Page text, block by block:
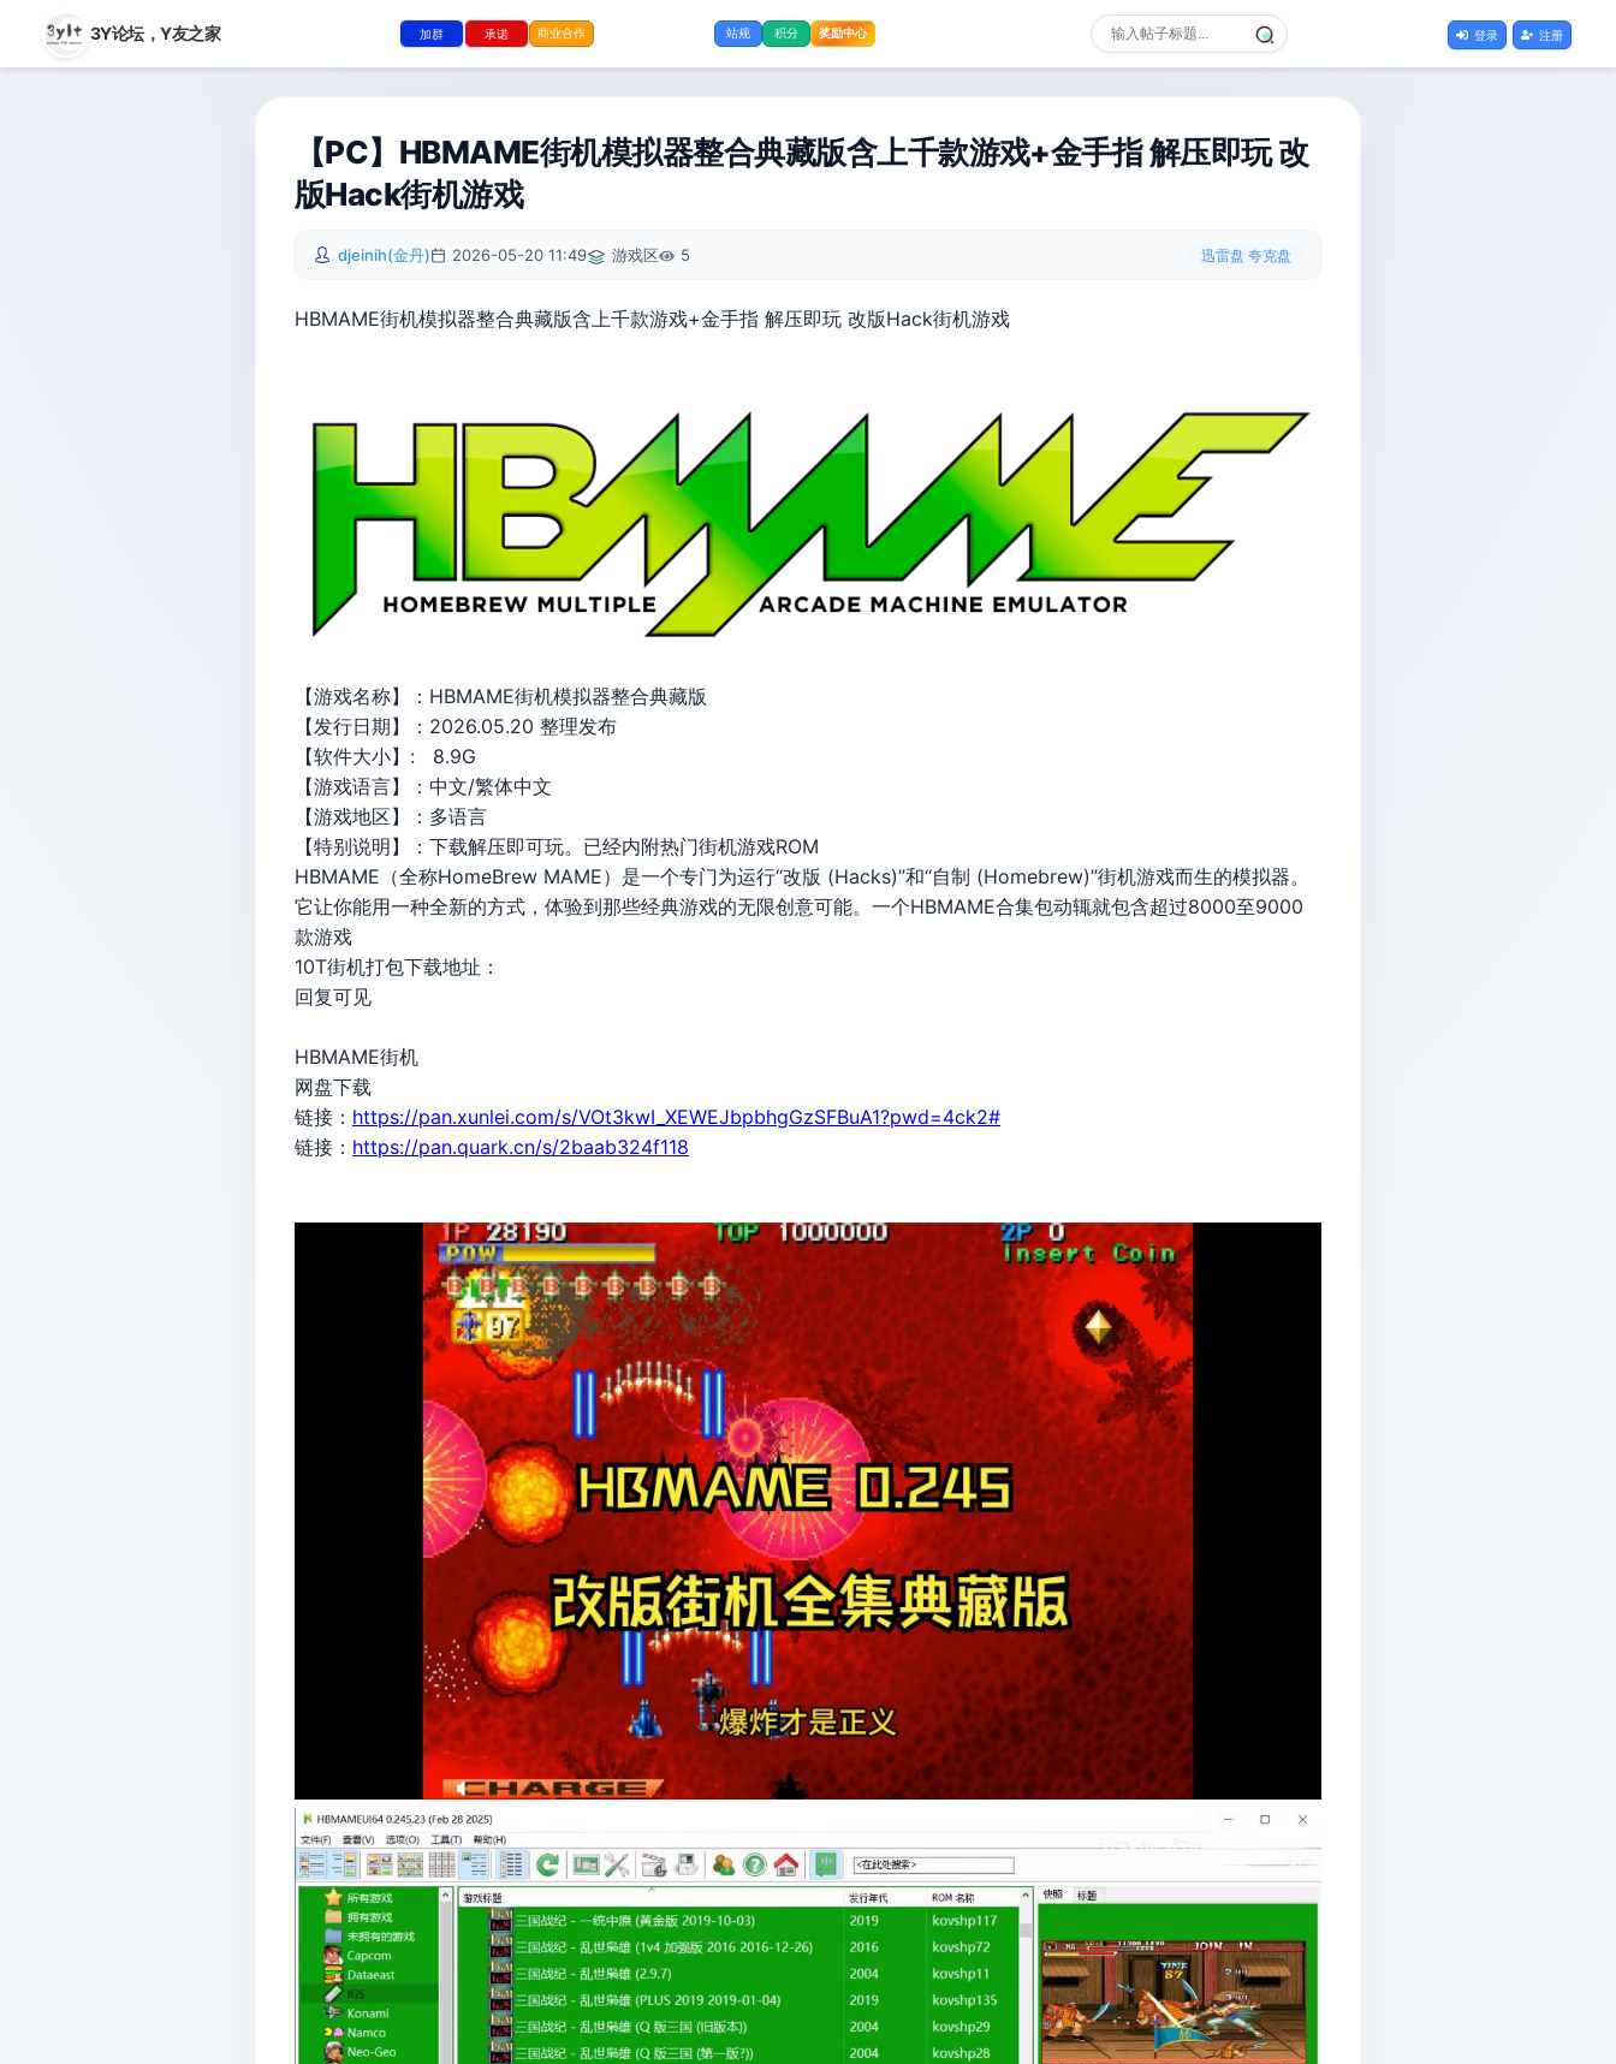
3Y论坛，Y友之家 加群 承诺 商业合作 站规 积分 奖励中心 登录 注册
【PC】HBMAME街机模拟器整合典藏版含上千款游戏+金手指 解压即玩 改
版Hack街机游戏
djeinih(金丹) 2026-05-20 11:49 游戏区 5 迅雷盘 夸克盘
HBMAME街机模拟器整合典藏版含上千款游戏+金手指 解压即玩 改版Hack街机游戏
【游戏名称】：HBMAME街机模拟器整合典藏版
【发行日期】：2026.05.20 整理发布
【软件大小】: 8.9G
【游戏语言】：中文/繁体中文
【游戏地区】：多语言
【特别说明】：下载解压即可玩。已经内附热门街机游戏ROM
HBMAME（全称HomeBrew MAME）是一个专门为运行“改版 (Hacks)”和“自制 (Homebrew)”街机游戏而生的模拟器。
它让你能用一种全新的方式，体验到那些经典游戏的无限创意可能。一个HBMAME合集包动辄就包含超过8000至9000
款游戏
10T街机打包下载地址：
回复可见
HBMAME街机
网盘下载
链接： https://pan.xunlei.com/s/VOt3kwI_XEWEJbpbhgGzSFBuA1?pwd=4ck2#
链接： https://pan.quark.cn/s/2baab324f118